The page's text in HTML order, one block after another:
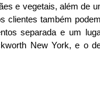
e vegetais, além de
clientes também
separada e um
New York, e o